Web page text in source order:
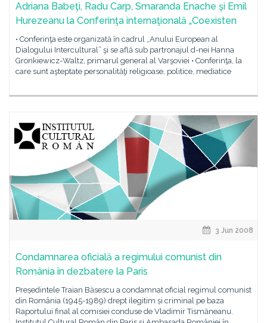
Adriana Babeţi, Radu Carp, Smaranda Enache şi Emil
Hurezeanu la Conferinţa internaţională „Coexisten
• Conferinţa este organizată în cadrul „Anului European al
Dialogului Intercultural” şi se află sub partronajul d-nei Hanna
Gronkiewicz-Waltz, primarul general al Varşoviei • Conferinţa, la
care sunt aşteptate personalităţi religioase, politice, mediatice
3 Jun 2008
Condamnarea oficială a regimului comunist din
România în dezbatere la Paris
Președintele Traian Băsescu a condamnat oficial regimul comunist
din România (1945-1989) drept ilegitim și criminal pe baza
Raportului final al comisiei conduse de Vladimir Tismăneanu.